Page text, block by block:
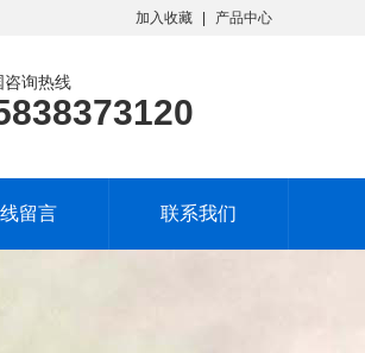
加入收藏 产品中心
咨询热线
留言 联系我们